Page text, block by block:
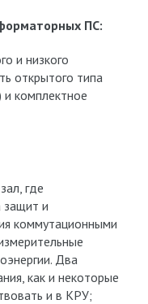
ПС:
и низкого
открытого типа
комплектное
где
защит и
коммутационными
Два
как и некоторые
и в КРУ;